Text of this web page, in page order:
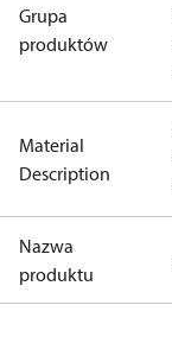
Grupa
produktów
Material
Description
Nazwa
produktu